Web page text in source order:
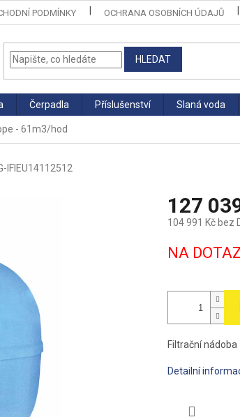
PODMÍNKY OCHRANA OSOBNÍCH ÚDAJŮ
HLEDAT
Čerpadla Příslušenství Slaná voda
- 61m3/hod
IFIEU14112512
127
104 991 Kč bez
cena:
NA
Filtrační
Detailní